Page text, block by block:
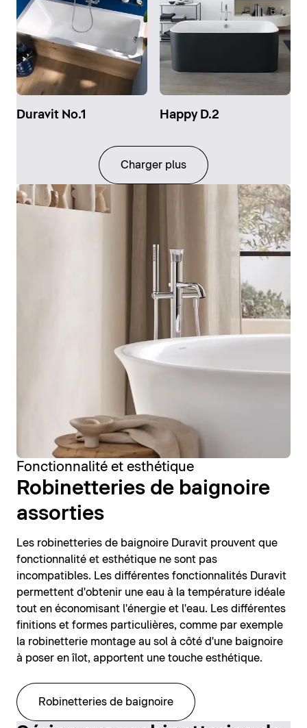
Duravit No.1 Happy D.2
Charger plus
Fonctionnalité et esthétique
Robinetteries de baignoire
assorties
Les robinetteries de baignoire Duravit prouvent que
fonctionnalité et esthétique ne sont pas
incompatibles. Les différentes fonctionnalités Duravit
permettent d'obtenir une eau à la température idéale
tout en économisant l'énergie et l'eau. Les différentes
finitions et formes particulières, comme par exemple
la robinetterie montage au sol à côté d'une baignoire
à poser en îlot, apportent une touche esthétique.
Robinetteries de baignoire